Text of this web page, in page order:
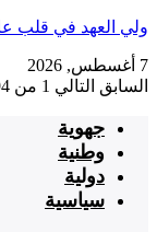
ولي العهد في قلب
7 أغسطس, 2026
السابق التالي 1 من 7٬294
جهوية
وطنية
دولية
سياسية